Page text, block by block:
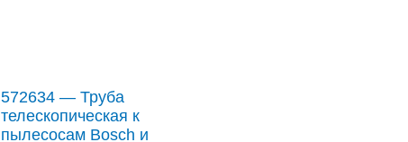
572634 — Труба
телескопическая к
пылесосам Bosch и